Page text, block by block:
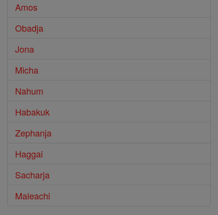
Amos
Obadja
Jona
Micha
Nahum
Habakuk
Zephanja
Haggai
Sacharja
Maleachi